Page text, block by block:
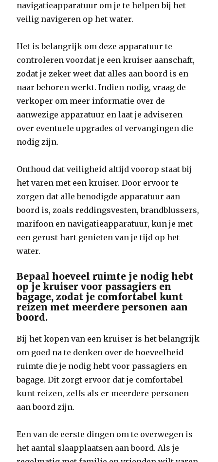
navigatieapparatuur om je te helpen bij het
veilig navigeren op het water.
Het is belangrijk om deze apparatuur te
controleren voordat je een kruiser aanschaft,
zodat je zeker weet dat alles aan boord is en
naar behoren werkt. Indien nodig, vraag de
verkoper om meer informatie over de
aanwezige apparatuur en laat je adviseren
over eventuele upgrades of vervangingen die
nodig zijn.
Onthoud dat veiligheid altijd voorop staat bij
het varen met een kruiser. Door ervoor te
zorgen dat alle benodigde apparatuur aan
boord is, zoals reddingsvesten, brandblussers,
marifoon en navigatieapparatuur, kun je met
een gerust hart genieten van je tijd op het
water.
Bepaal hoeveel ruimte je nodig hebt
op je kruiser voor passagiers en
bagage, zodat je comfortabel kunt
reizen met meerdere personen aan
boord.
Bij het kopen van een kruiser is het belangrijk
om goed na te denken over de hoeveelheid
ruimte die je nodig hebt voor passagiers en
bagage. Dit zorgt ervoor dat je comfortabel
kunt reizen, zelfs als er meerdere personen
aan boord zijn.
Een van de eerste dingen om te overwegen is
het aantal slaapplaatsen aan boord. Als je